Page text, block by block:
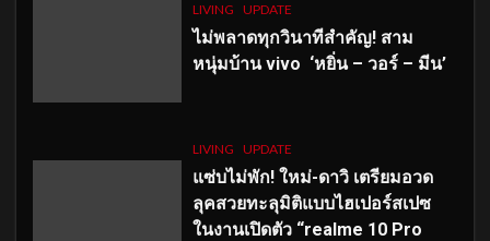
LIVING UPDATE
ไม่พลาดทุกวินาทีสำคัญ! สาม
หนุ่มบ้าน vivo ‘หยิ่น – วอร์ – มีน’
LIVING UPDATE
แซ่บไม่พัก! ใหม่-ดาวิ เตรียมอวด
ลุคสวยทะลุมิติแบบไฮเปอร์สเปซ
ในงานเปิดตัว “realme 10 Pro